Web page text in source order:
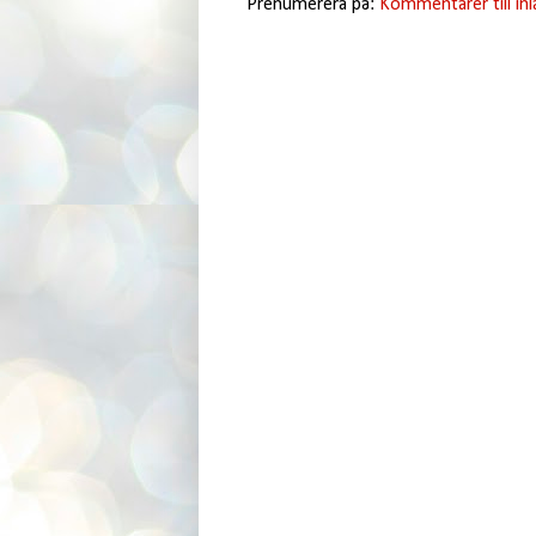
Prenumerera på: Kommentarer till